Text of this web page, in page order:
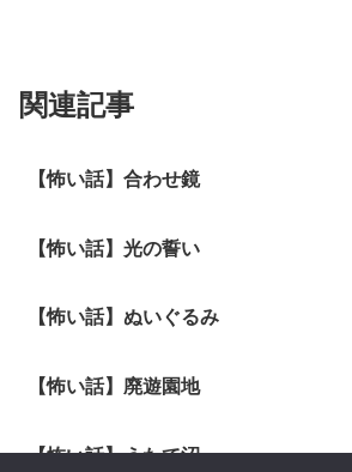
関連記事
【怖い話】合わせ鏡
【怖い話】光の誓い
【怖い話】ぬいぐるみ
【怖い話】廃遊園地
【怖い話】うたて沼